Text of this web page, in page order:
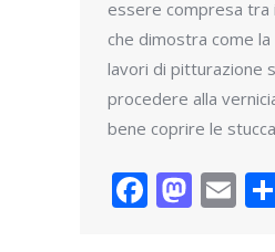
essere compresa tra
che dimostra come
lavori di pitturazione
procedere alla
bene coprire le